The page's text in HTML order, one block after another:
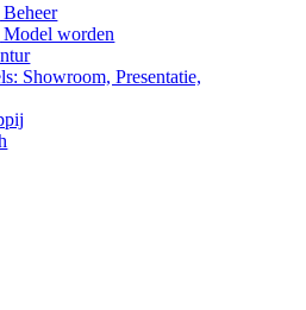
worden
Showroom, Presentatie,